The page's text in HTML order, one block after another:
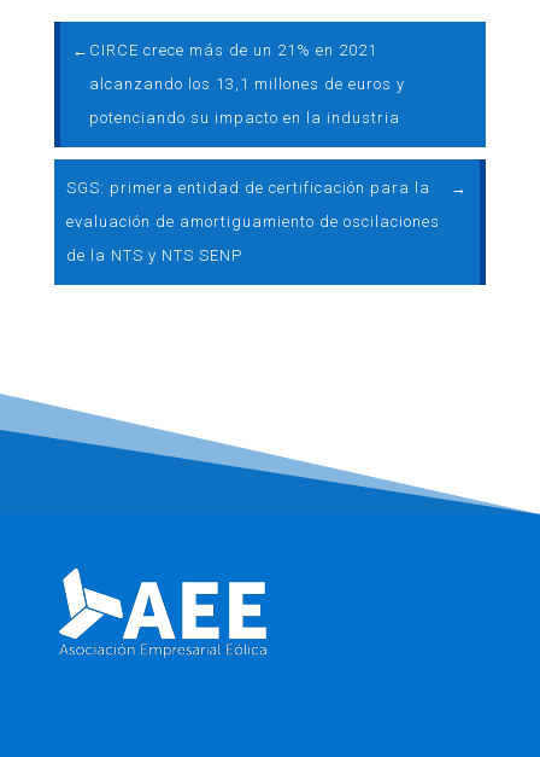
← CIRCE crece más de un 21% en 2021
alcanzando los 13,1 millones de euros y
potenciando su impacto en la industria
SGS: primera entidad de certificación para la
evaluación de amortiguamiento de oscilaciones
de la NTS y NTS SENP
→